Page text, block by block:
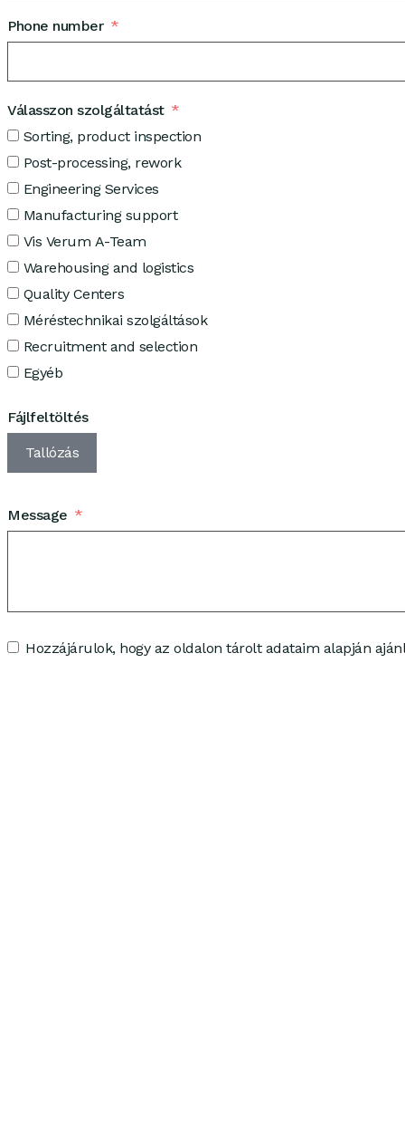
Phone number
Válasszon szolgáltatást
Sorting, product inspection
Post-processing, rework
Engineering Services
Manufacturing support
Vis Verum A-Team
Warehousing and logistics
Quality Centers
Méréstechnikai szolgáltások
Recruitment and selection
Egyéb
Fájlfeltöltés
Tallózás
Message
Hozzájárulok, hogy az oldalon tárolt adataim alapján